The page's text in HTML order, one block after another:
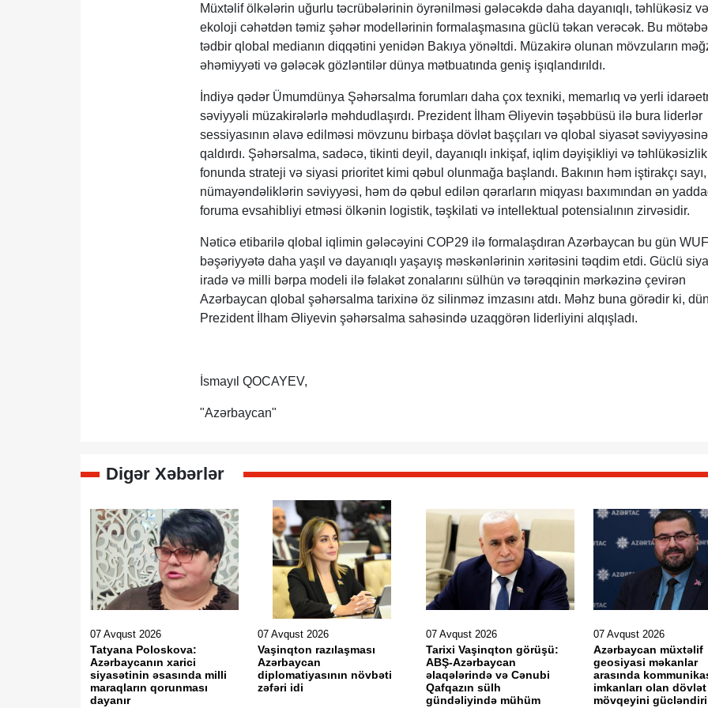
Müxtəlif ölkələrin uğurlu təcrübələrinin öyrənilməsi gələcəkdə daha dayanıqlı, təhlükəsiz və
ekoloji cəhətdən təmiz şəhər modellərinin formalaşmasına güclü təkan verəcək. Bu
tədbir qlobal medianın diqqətini yenidən Bakıya yönəltdi. Müzakirə olunan mövzuların
əhəmiyyəti və gələcək gözləntilər dünya mətbuatında geniş işıqlandırıldı.
İndiyə qədər Ümumdünya Şəhərsalma forumları daha çox texniki, memarlıq və yerli
səviyyəli müzakirələrlə məhdudlaşırdı. Prezident İlham Əliyevin təşəbbüsü ilə bura liderlər
sessiyasının əlavə edilməsi mövzunu birbaşa dövlət başçıları və qlobal siyasət səviyyəsinə
qaldırdı. Şəhərsalma, sadəcə, tikinti deyil, dayanıqlı inkişaf, iqlim dəyişikliyi və təhlükəsizlik
fonunda strateji və siyasi prioritet kimi qəbul olunmağa başlandı. Bakının həm iştirakçı
nümayəndəliklərin səviyyəsi, həm də qəbul edilən qərarların miqyası baxımından ən
foruma evsahibliyi etməsi ölkənin logistik, təşkilati və intellektual potensialının zirvəsidir.
Nəticə etibarilə qlobal iqlimin gələcəyini COP29 ilə formalaşdıran Azərbaycan bu gün
bəşəriyyətə daha yaşıl və dayanıqlı yaşayış məskənlərinin xəritəsini təqdim etdi. Güclü
iradə və milli bərpa modeli ilə fəlakət zonalarını sülhün və tərəqqinin mərkəzinə çevirən
Azərbaycan qlobal şəhərsalma tarixinə öz silinməz imzasını atdı. Məhz buna görədir ki,
Prezident İlham Əliyevin şəhərsalma sahəsində uzaqgörən liderliyini alqışladı.
İsmayıl QOCAYEV,
"Azərbaycan"
Digər Xəbərlər
07 Avqust 2026
Tatyana Poloskova:
Azərbaycanın xarici
siyasətinin əsasında milli
maraqların qorunması
dayanır
07 Avqust 2026
Vaşinqton razılaşması
Azərbaycan
diplomatiyasının növbəti
zəfəri idi
07 Avqust 2026
Tarixi Vaşinqton görüşü:
ABŞ-Azərbaycan
əlaqələrində və Cənubi
Qafqazın sülh
gündəliyində mühüm
07 Avqust 2026
Azərbaycan müxtəlif
geosiyasi məkanlar
arasında
imkanları olan dövlət
mövqeyini